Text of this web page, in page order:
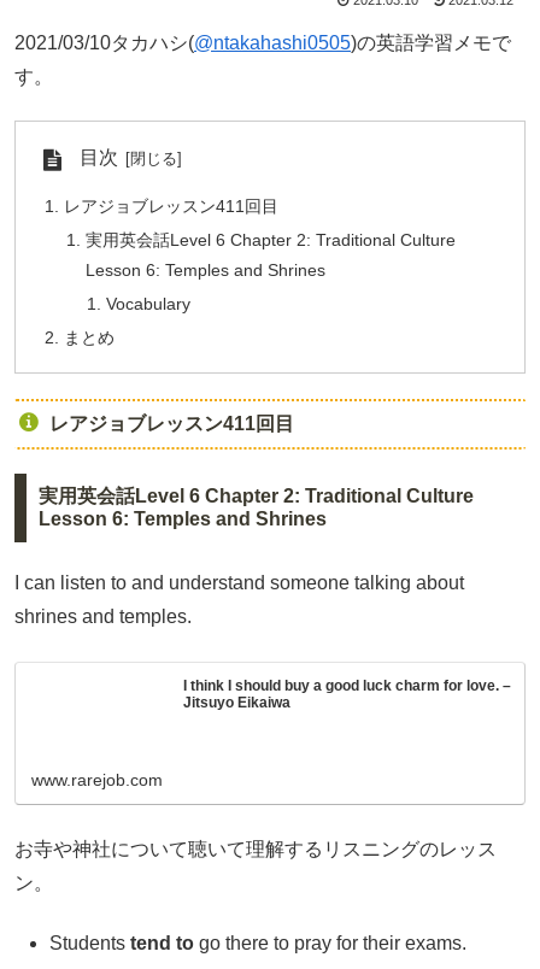
2021/03/10タカハシ(@ntakahashi0505)の英語学習メモで
す。
目次
レアジョブレッスン411回目
実用英会話Level 6 Chapter 2: Traditional Culture
Lesson 6: Temples and Shrines
Vocabulary
まとめ
レアジョブレッスン411回目
実用英会話Level 6 Chapter 2: Traditional Culture
Lesson 6: Temples and Shrines
I can listen to and understand someone talking about
shrines and temples.
I think I should buy a good luck charm for love. –
Jitsuyo Eikaiwa
www.rarejob.com
お寺や神社について聴いて理解するリスニングのレッス
ン。
Studentstend to go there to pray for their exams.